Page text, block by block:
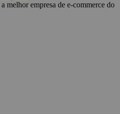
melhor empresa de e-commerce do